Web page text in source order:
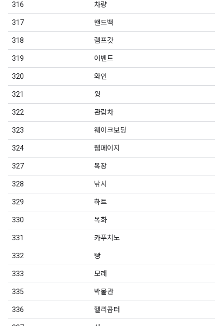
316 차량
317 핸드백
318 램프갓
319 이벤트
320 와인
321 윙
322 관람차
323 웨이크보딩
324 웹페이지
327 목장
328 낚시
329 하트
330 목화
331 카푸치노
332 빵
333 모래
335 박물관
336 헬리콥터